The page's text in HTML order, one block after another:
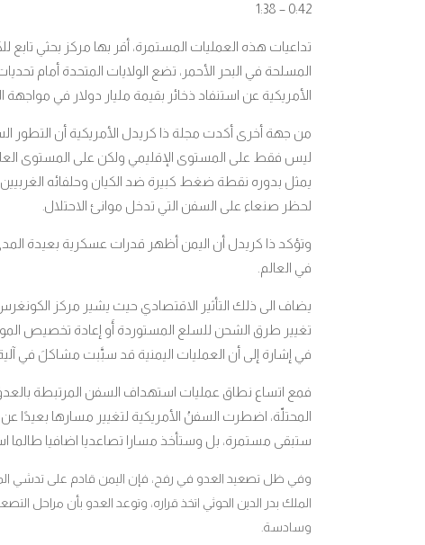
0:42 – 1:38
تداعيات هذه العمليات المستمرة، أقر بها مركز بحثي
المسلحة في البحر الأحمر، تضع الولايات المتحدة أمام
الأمريكية عن استنفاد ذخائر بقيمة مليار دولار في مواجهة
من جهة أخرى أكدت مجلة ذا كريدل الأمريكية أن التطور
ليس فقط على المستوى الإقليمي ولكن على المستوى
يمثل بدوره نقطة ضغط كبيرة ضد الكيان وحلفائه
لحظر صنعاء على السفن التي تدخل موانئ الاحتلال.
وتؤكد ذا كريدل أن اليمن أظهر قدرات عسكرية بعيدة
في العالم.
يضاف الى ذلك التأثير الاقتصادي حيث يشير مركز
تغيير طرق الشحن للسلع المستوردة أَو إعادة تخصيص
في إشارة إلى أن العمليات اليمنية قد سبَّبت مشاكلَ في آلية
فمع اتساع نطاق عمليات استهداف السفن المرتبطة
المحتلّة، اضطرت السفنُ الأمريكية لتغيير مسارها بعيدًا
ستبقى مستمرة، بل وستأخذ مسارا تصاعديا اضافيا طالما
وفي ظل تصعيد العدو في رفح، فإن اليمن قادم على تدشي
الملك بدر الدين الحوثي اتخذ قراره، وتوعد العدو بأن مراحل
وسادسة.